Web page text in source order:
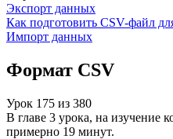
Экспорт данных
Как подготовить CSV-файл
Импорт данных
Формат CSV
Урок 175 из 380
В главе 3 урока, на изучение
примерно 19 минут.